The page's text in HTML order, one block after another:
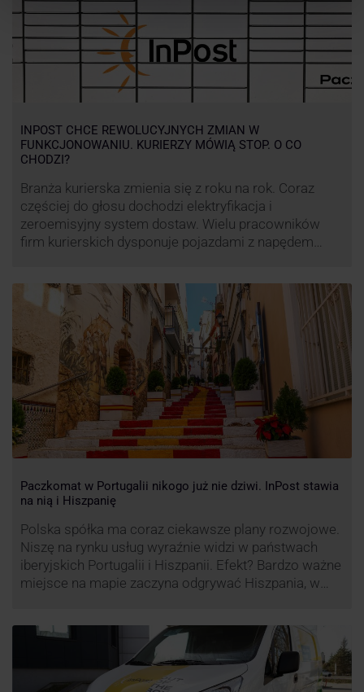
INPOST CHCE REWOLUCYJNYCH ZMIAN W
FUNKCJONOWANIU. KURIERZY MÓWIĄ STOP. O CO
CHODZI?
Branża kurierska zmienia się z roku na rok. Coraz
częściej do głosu dochodzi elektryfikacja i
zeroemisyjny system dostaw. Wielu pracowników
firm kurierskich dysponuje pojazdami z napędem
ale też sposobie rozliczania pracy postanowił
wprowadzić również InPost. To wzbudziło ogromny
sprzeciw pracowników …
Paczkomat w Portugalii nikogo już nie dziwi. InPost stawia
na nią i Hiszpanię
Polska spółka ma coraz ciekawsze plany rozwojowe.
Niszę na rynku usług wyraźnie widzi w państwach
iberyjskich Portugalii i Hiszpanii. Efekt? Bardzo ważne
miejsce na mapie zaczyna odgrywać Hiszpania, w